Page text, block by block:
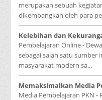
merupakan sebuah
dikembangkan oleh para
Kelebihan dan
Pembelajaran Online -
sebagai salah satu sumber
masyarakat modern sa...
Memaksimalkan Media
Media Pembelajaran PKN -